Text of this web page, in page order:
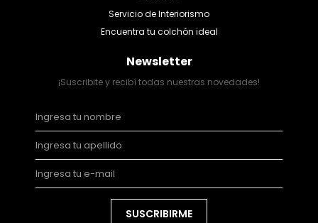
Servicio de Interiorismo
Encuentra tu colchón ideal
Newsletter
¡Suscribite y recibí todas nuestras novedades!
SUSCRIBIRME